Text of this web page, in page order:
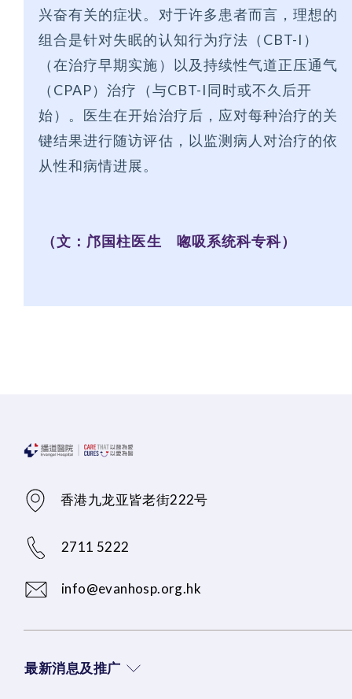
兴奋有关的症状。对于许多患者而言，理想的
组合是针对失眠的认知行为疗法（CBT-I）
（在治疗早期实施）以及持续性气道正压通气
（CPAP）治疗（与CBT-I同时或不久后开
始）。医生在开始治疗后，应对每种治疗的关
键结果进行随访评估，以监测病人对治疗的依
从性和病情进展。
（文：邝国柱医生 唿吸系统科专科）
香港九龙亚皆老街222号
2711 5222
info@evanhosp.org.hk
最新消息及推广